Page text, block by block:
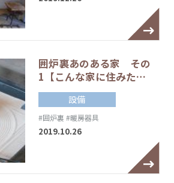
囲炉裏あのある家 その
1【こんな家に住みた…
設備
#囲炉裏 #暖房器具
2019.10.26